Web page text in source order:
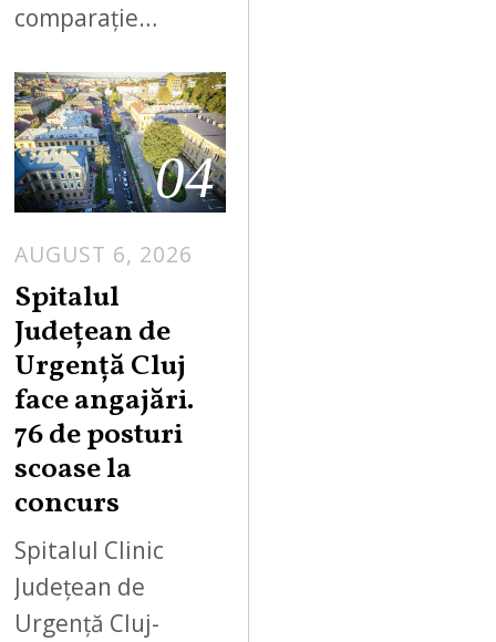
comparație…
04
AUGUST 6, 2026
Spitalul
Județean de
Urgență Cluj
face angajări.
76 de posturi
scoase la
concurs
Spitalul Clinic
Județean de
Urgență Cluj-